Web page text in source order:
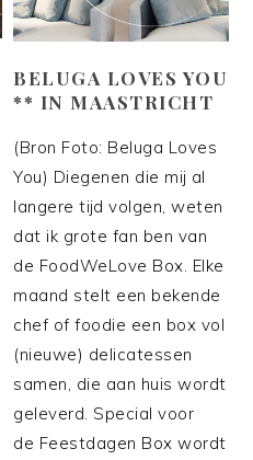
BELUGA LOVES YOU
** IN MAASTRICHT
(Bron Foto: Beluga Loves
You) Diegenen die mij al
langere tijd volgen, weten
dat ik grote fan ben van
de FoodWeLove Box. Elke
maand stelt een bekende
chef of foodie een box vol
(nieuwe) delicatessen
samen, die aan huis wordt
geleverd. Special voor
de Feestdagen Box wordt